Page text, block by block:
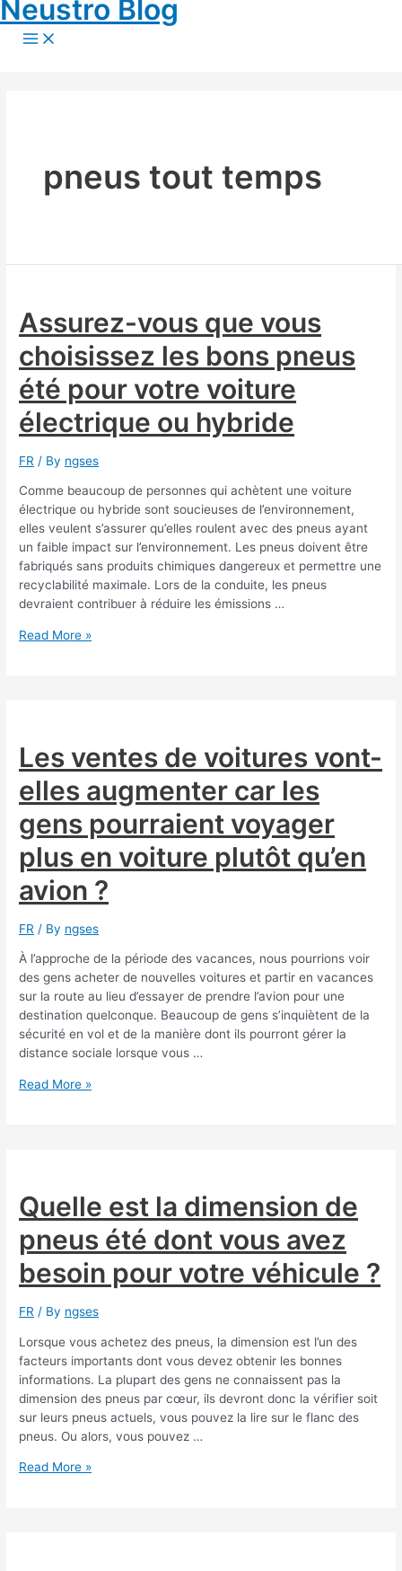
Skip
to
content
Neustro Blog
Main
Menu
pneus tout temps
Assurez-vous que vous
choisissez les bons pneus
été pour votre voiture
électrique ou hybride
FR / By ngses
Comme beaucoup de personnes qui achètent une voiture
électrique ou hybride sont soucieuses de l’environnement,
elles veulent s’assurer qu’elles roulent avec des pneus ayant
un faible impact sur l’environnement. Les pneus doivent être
fabriqués sans produits chimiques dangereux et permettre une
recyclabilité maximale. Lors de la conduite, les pneus
devraient contribuer à réduire les émissions …
Assurez-
bons
pneus
été
pour
votre
voiture
électrique
hybride
Read More »
Les ventes de voitures vont-
elles augmenter car les
gens pourraient voyager
plus en voiture plutôt qu’en
avion ?
FR / By ngses
À l’approche de la période des vacances, nous pourrions voir
des gens acheter de nouvelles voitures et partir en vacances
sur la route au lieu d’essayer de prendre l’avion pour une
destination quelconque. Beaucoup de gens s’inquiètent de la
sécurité en vol et de la manière dont ils pourront gérer la
distance sociale lorsque vous …
Les
augmenter
car
les
gens
pourraient
voyager
plus
voiture
plutôt
qu’en
avion
?
Read More »
Quelle est la dimension de
pneus été dont vous avez
besoin pour votre véhicule ?
FR / By ngses
Lorsque vous achetez des pneus, la dimension est l’un des
facteurs importants dont vous devez obtenir les bonnes
informations. La plupart des gens ne connaissent pas la
dimension des pneus par cœur, ils devront donc la vérifier soit
sur leurs pneus actuels, vous pouvez la lire sur le flanc des
pneus. Ou alors, vous pouvez …
Quelle
Read More »